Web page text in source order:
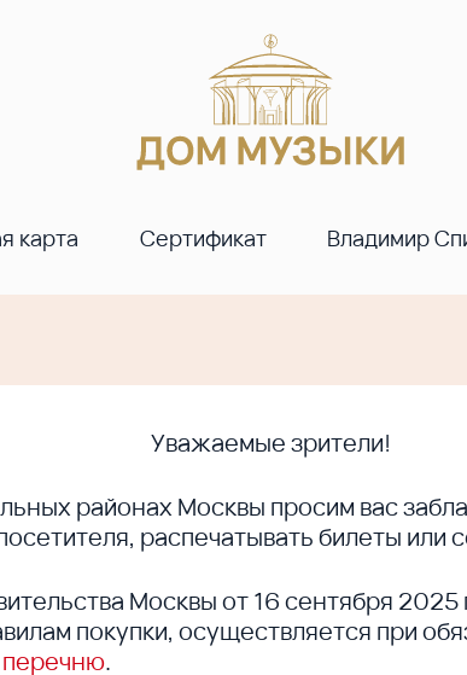
карта Сертификат Владимир
Уважаемые зрители!
районах Москвы просим вас
распечатывать билеты или
Москвы от 16 сентября
покупки, осуществляется при
.